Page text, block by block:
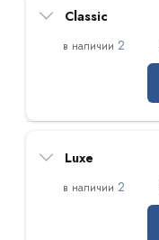
Classic
2
Luxe
2